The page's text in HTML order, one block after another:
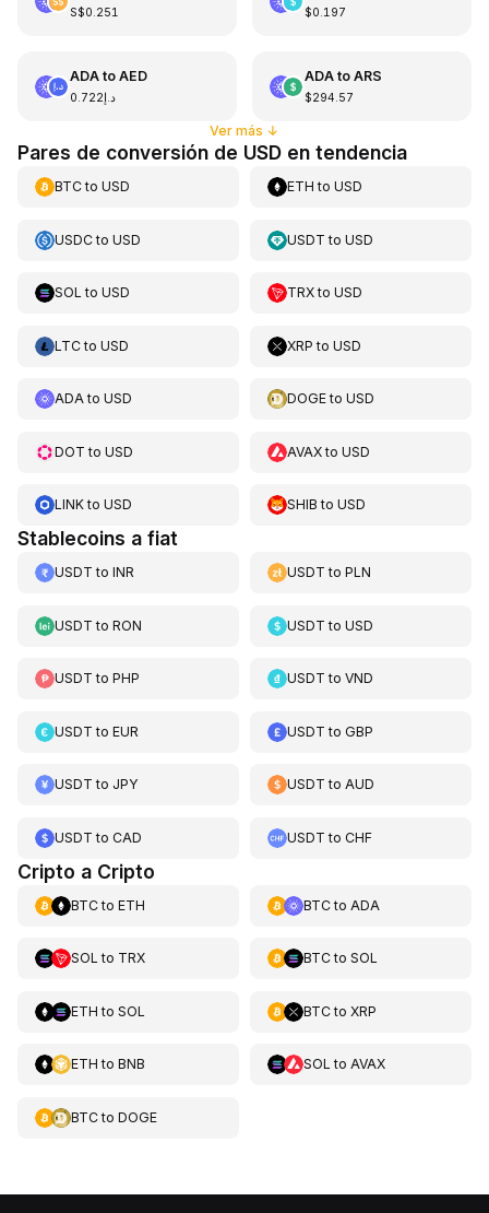
S$0.251 $0.197
ADAto AED
د.إ0.722
ADAto ARS
$294.57
Ver más ↓
Pares de conversión de USD en tendencia
BTCto USD ETH toUSD
USDCto USD USDT toUSD
SOL to USD TRXtoUSD
LTCto USD XRP toUSD
ADAto USD DOGEtoUSD
DOT to USD AVAXtoUSD
LINKto USD SHIB toUSD
Stablecoins a fiat
USDT to INR USDT toPLN
USDT to RON USDT toUSD
USDT to PHP USDT toVND
USDT to EUR USDT toGBP
USDT to JPY USDT toAUD
USDT to CAD USDT toCHF
Cripto a Cripto
BTCto ETH BTCto ADA
SOL to TRX BTCto SOL
ETH to SOL BTCto XRP
ETH to BNB SOL to AVAX
BTCto DOGE